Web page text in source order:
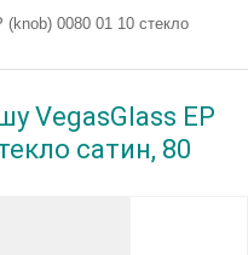
0080 01 10 стекло
VegasGlass EP
сатин, 80